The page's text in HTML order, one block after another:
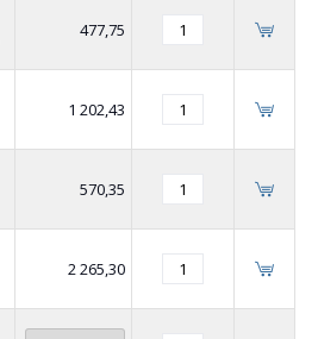
477,75
1 202,43
570,35
2 265,30